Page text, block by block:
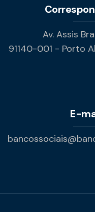
Av. Assis
91140-001 - Porto
E-